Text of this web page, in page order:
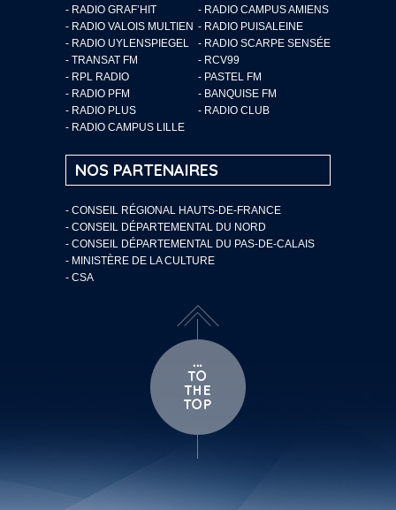
- RADIO GRAF’HIT
- RADIO CAMPUS AMIENS
- RADIO VALOIS MULTIEN - RADIO PUISALEINE
- RADIO UYLENSPIEGEL
- RADIO SCARPE SENSÉE
- TRANSAT FM
- RCV99
- RPL RADIO
- PASTEL FM
- RADIO PFM
- BANQUISE FM
- RADIO PLUS
- RADIO CLUB
- RADIO CAMPUS LILLE
NOS PARTENAIRES
- CONSEIL RÉGIONAL HAUTS-DE-FRANCE
- CONSEIL DÉPARTEMENTAL DU NORD
- CONSEIL DÉPARTEMENTAL DU PAS-DE-CALAIS
- MINISTÈRE DE LA CULTURE
- CSA